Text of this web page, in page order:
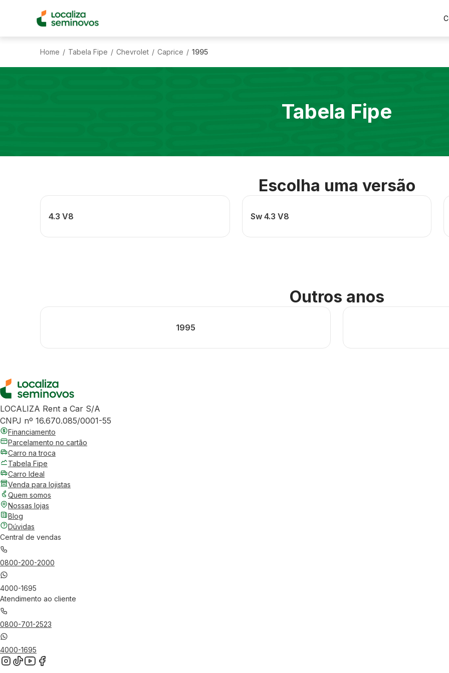
Home / Tabela Fipe / Chevrolet / Caprice / 1995
Tabela Fipe
Escolha uma versão
4.3 V8 Sw 4.3 V8
Outros anos
1995
LOCALIZA Rent a Car S/A
CNPJ nº 16.670.085/0001-55
Financiamento
Parcelamento no cartão
Carro na troca
Tabela Fipe
Carro Ideal
Venda para lojistas
Quem somos
Nossas lojas
Blog
Dúvidas
Central de vendas
0800-200-2000
4000-1695
Atendimento ao cliente
0800-701-2523
4000-1695